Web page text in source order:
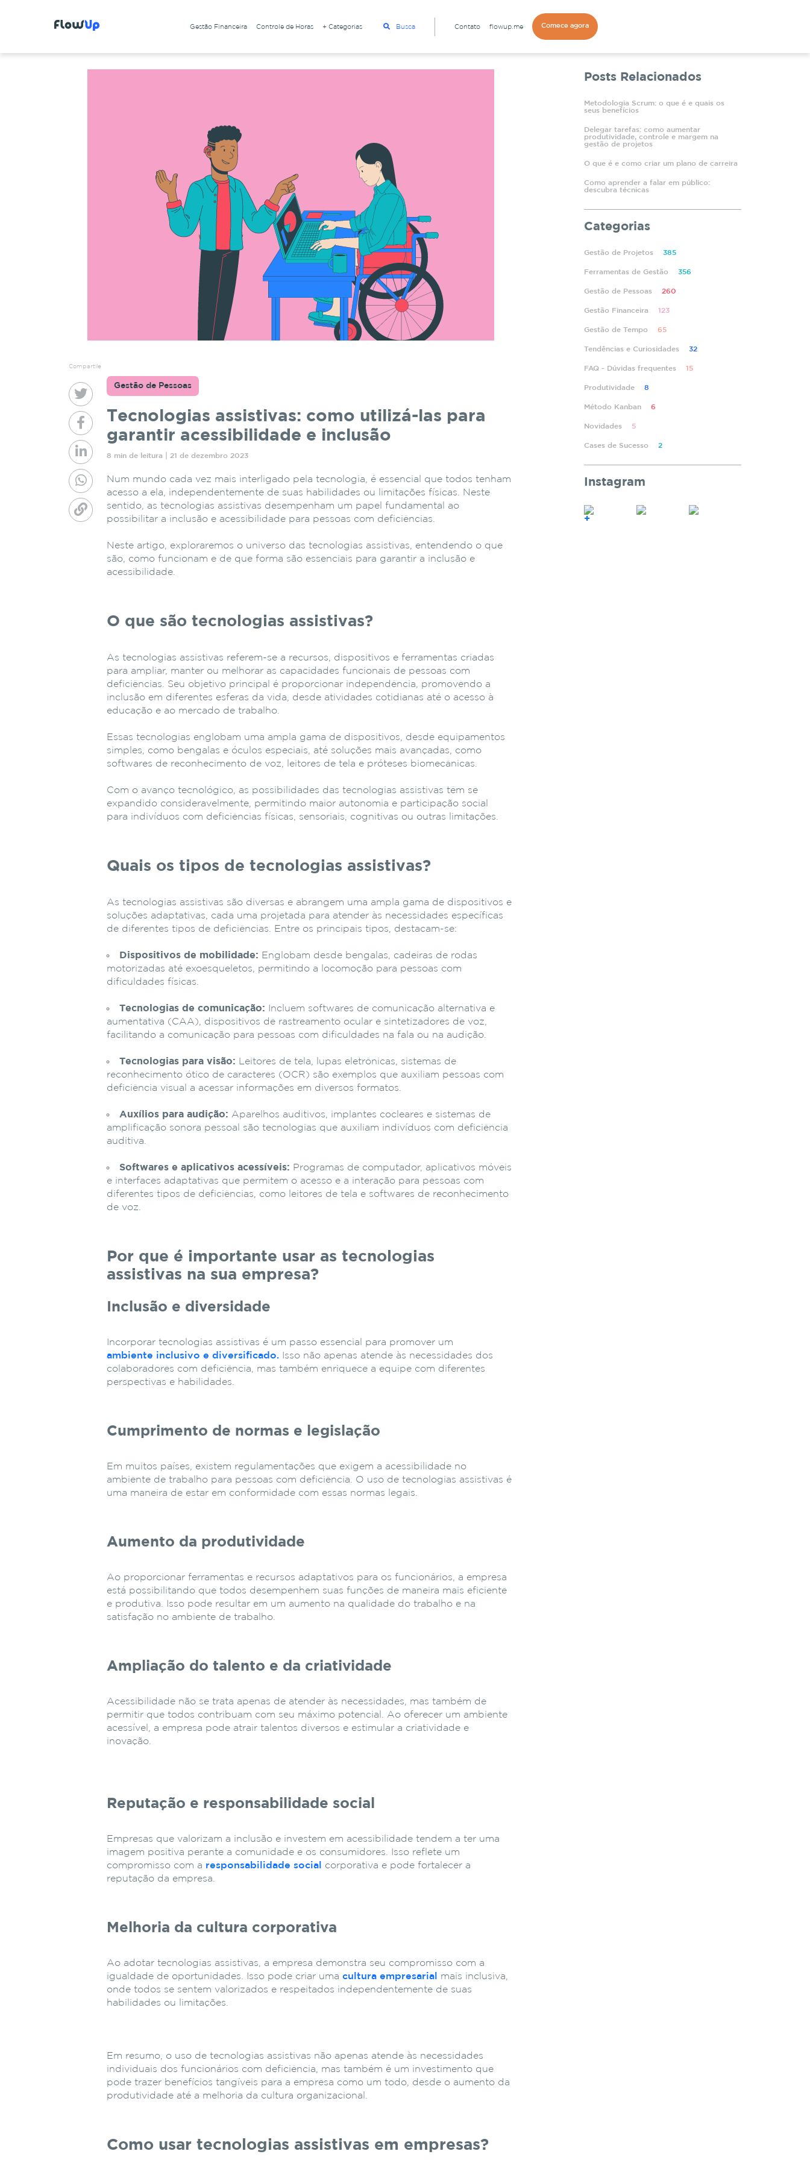
Gestão Financeira Controle de Horas + Categorias Busca Contato flowup.me Comece agora
Compartile
Gestão de Pessoas
Tecnologias assistivas: como utilizá-las para
garantir acessibilidade e inclusão
8 min de leitura | 21 de dezembro 2023
Num mundo cada vez mais interligado pela tecnologia, é essencial que todos tenham
acesso a ela, independentemente de suas habilidades ou limitações físicas. Neste
sentido, as tecnologias assistivas desempenham um papel fundamental ao
possibilitar a inclusão e acessibilidade para pessoas com deficiências.
Neste artigo, exploraremos o universo das tecnologias assistivas, entendendo o que
são, como funcionam e de que forma são essenciais para garantir a inclusão e
acessibilidade.
O que são tecnologias assistivas?
As tecnologias assistivas referem-se a recursos, dispositivos e ferramentas criadas
para ampliar, manter ou melhorar as capacidades funcionais de pessoas com
deficiências. Seu objetivo principal é proporcionar independência, promovendo a
inclusão em diferentes esferas da vida, desde atividades cotidianas até o acesso à
educação e ao mercado de trabalho.
Essas tecnologias englobam uma ampla gama de dispositivos, desde equipamentos
simples, como bengalas e óculos especiais, até soluções mais avançadas, como
softwares de reconhecimento de voz, leitores de tela e próteses biomecânicas.
Com o avanço tecnológico, as possibilidades das tecnologias assistivas têm se
expandido consideravelmente, permitindo maior autonomia e participação social
para indivíduos com deficiências físicas, sensoriais, cognitivas ou outras limitações.
Quais os tipos de tecnologias assistivas?
As tecnologias assistivas são diversas e abrangem uma ampla gama de dispositivos e
soluções adaptativas, cada uma projetada para atender às necessidades específicas
de diferentes tipos de deficiências. Entre os principais tipos, destacam-se:
Dispositivos de mobilidade: Englobam desde bengalas, cadeiras de rodas
motorizadas até exoesqueletos, permitindo a locomoção para pessoas com
dificuldades físicas.
Tecnologias de comunicação: Incluem softwares de comunicação alternativa e
aumentativa (CAA), dispositivos de rastreamento ocular e sintetizadores de voz,
facilitando a comunicação para pessoas com dificuldades na fala ou na audição.
Tecnologias para visão: Leitores de tela, lupas eletrônicas, sistemas de
reconhecimento ótico de caracteres (OCR) são exemplos que auxiliam pessoas com
deficiência visual a acessar informações em diversos formatos.
Auxílios para audição: Aparelhos auditivos, implantes cocleares e sistemas de
amplificação sonora pessoal são tecnologias que auxiliam indivíduos com deficiência
auditiva.
Softwares e aplicativos acessíveis: Programas de computador, aplicativos móveis
e interfaces adaptativas que permitem o acesso e a interação para pessoas com
diferentes tipos de deficiências, como leitores de tela e softwares de reconhecimento
de voz.
Por que é importante usar as tecnologias
assistivas na sua empresa?
Inclusão e diversidade
Incorporar tecnologias assistivas é um passo essencial para promover um
ambiente inclusivo e diversificado. Isso não apenas atende às necessidades dos
colaboradores com deficiência, mas também enriquece a equipe com diferentes
perspectivas e habilidades.
Cumprimento de normas e legislação
Em muitos países, existem regulamentações que exigem a acessibilidade no
ambiente de trabalho para pessoas com deficiência. O uso de tecnologias assistivas é
uma maneira de estar em conformidade com essas normas legais.
Aumento da produtividade
Ao proporcionar ferramentas e recursos adaptativos para os funcionários, a empresa
está possibilitando que todos desempenhem suas funções de maneira mais eficiente
e produtiva. Isso pode resultar em um aumento na qualidade do trabalho e na
satisfação no ambiente de trabalho.
Ampliação do talento e da criatividade
Acessibilidade não se trata apenas de atender às necessidades, mas também de
permitir que todos contribuam com seu máximo potencial. Ao oferecer um ambiente
acessível, a empresa pode atrair talentos diversos e estimular a criatividade e
inovação.
Reputação e responsabilidade social
Empresas que valorizam a inclusão e investem em acessibilidade tendem a ter uma
imagem positiva perante a comunidade e os consumidores. Isso reflete um
compromisso com a responsabilidade social
corporativa e pode fortalecer a
reputação da empresa.
Melhoria da cultura corporativa
Ao adotar tecnologias assistivas, a empresa demonstra seu compromisso com a
igualdade de oportunidades. Isso pode criar umacultura empresarial
mais inclusiva,
onde todos se sentem valorizados e respeitados independentemente de suas
habilidades ou limitações.
Em resumo, o uso de tecnologias assistivas não apenas atende às necessidades
individuais dos funcionários com deficiência, mas também é um investimento que
pode trazer benefícios tangíveis para a empresa como um todo, desde o aumento da
produtividade até a melhoria da cultura organizacional.
Como usar tecnologias assistivas em empresas?
Posts Relacionados
Metodologia Scrum: o que é e quais os
seus benefícios
Delegar tarefas: como aumentar
produtividade, controle e margem na
gestão de projetos
O que é e como criar um plano de carreira
Como aprender a falar em público:
descubra técnicas
Categorias
Gestão de Projetos 385
Ferramentas de Gestão 356
Gestão de Pessoas 260
Gestão Financeira 123
Gestão de Tempo 65
Tendências e Curiosidades 32
FAQ - Dúvidas frequentes 15
Produtividade 8
Método Kanban 6
Novidades 5
Cases de Sucesso 2
Instagram
+